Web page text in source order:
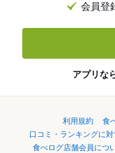
会員登
アプリな
利用規約 食
口コミ・ランキングに
食べログ店舗会員につ